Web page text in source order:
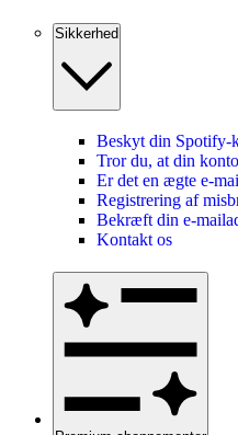
Sikkerhed
Beskyt din Spotify-
Tror du, at din
Er det en ægte e-
Registrering af
Bekræft din e-
Kontakt os